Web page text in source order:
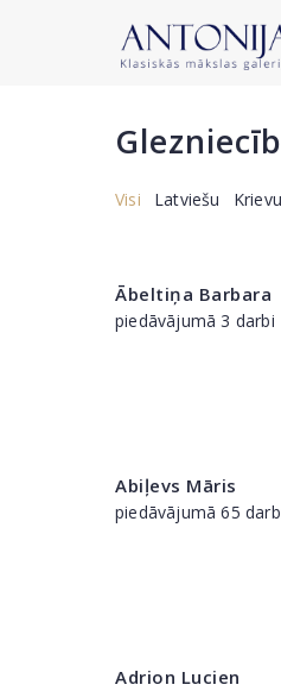
Visi Latviešu Krievu
Ābeltiņa Barbara
piedāvājumā 3 darbi
Abiļevs Māris
piedāvājumā 65
Adrion Lucien